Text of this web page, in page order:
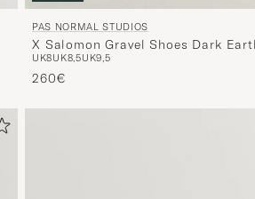
PAS NORMAL STUDIOS
X Salomon Gravel Shoes Dark
UK8UK8,5UK9,5
260€